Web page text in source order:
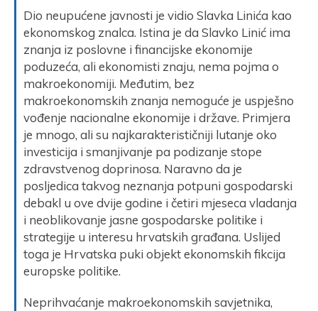
Dio neupućene javnosti je vidio Slavka Linića kao
ekonomskog znalca. Istina je da Slavko Linić ima
znanja iz poslovne i financijske ekonomije
poduzeća, ali ekonomisti znaju, nema pojma o
makroekonomiji. Međutim, bez
makroekonomskih znanja nemoguće je uspješno
vođenje nacionalne ekonomije i države. Primjera
je mnogo, ali su najkarakterističniji lutanje oko
investicija i smanjivanje pa podizanje stope
zdravstvenog doprinosa. Naravno da je
posljedica takvog neznanja potpuni gospodarski
debakl u ove dvije godine i četiri mjeseca vladanja
i neoblikovanje jasne gospodarske politike i
strategije u interesu hrvatskih građana. Uslijed
toga je Hrvatska puki objekt ekonomskih fikcija
europske politike.
Neprihvaćanje makroekonomskih savjetnika,